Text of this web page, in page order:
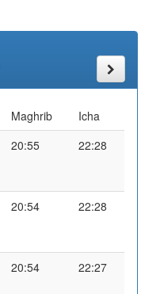
Maghrib
Icha
20:55 22:28
20:54 22:28
20:54 22:27